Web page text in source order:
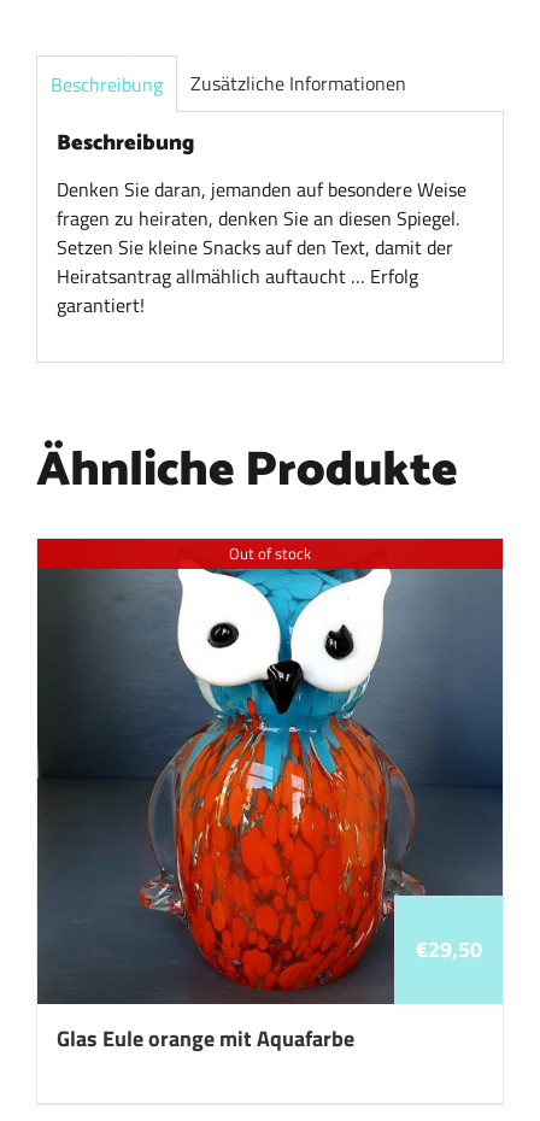
Beschreibung Zusätzliche Informationen
Beschreibung
Denken Sie daran, jemanden auf besondere Weise
fragen zu heiraten, denken Sie an diesen Spiegel.
Setzen Sie kleine Snacks auf den Text, damit der
Heiratsantrag allmählich auftaucht … Erfolg
garantiert!
Ähnliche Produkte
Out of stock
Glas Eule orange mit Aquafarbe
€29,50